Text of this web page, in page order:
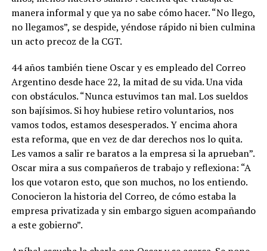
manera informal y que ya no sabe cómo hacer. “No llego,
no llegamos”, se despide, yéndose rápido ni bien culmina
un acto precoz de la CGT.
44 años también tiene Oscar y es empleado del Correo
Argentino desde hace 22, la mitad de su vida. Una vida
con obstáculos. “Nunca estuvimos tan mal. Los sueldos
son bajísimos. Si hoy hubiese retiro voluntarios, nos
vamos todos, estamos desesperados. Y encima ahora
esta reforma, que en vez de dar derechos nos lo quita.
Les vamos a salir re baratos a la empresa si la aprueban”.
Oscar mira a sus compañeros de trabajo y reflexiona: “A
los que votaron esto, que son muchos, no los entiendo.
Conocieron la historia del Correo, de cómo estaba la
empresa privatizada y sin embargo siguen acompañando
a este gobierno”.